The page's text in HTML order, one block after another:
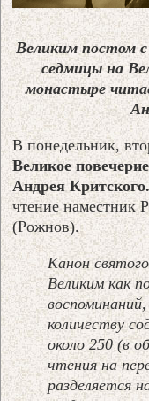
Великим постом с
седмицы на
монастыре
В понедельник,
Великое
Андрея
чтение наместник
(Рожнов).
Канон
Великим как
количеству
около 250 (в
чтения на
разделяется